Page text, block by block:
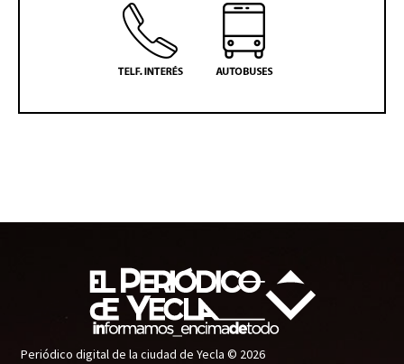
Periódico digital de la ciudad de Yecla © 2026